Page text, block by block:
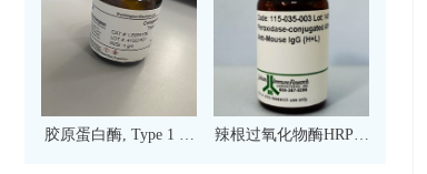
胶原蛋白酶, Type 1 现
辣根过氧化物酶HRP标